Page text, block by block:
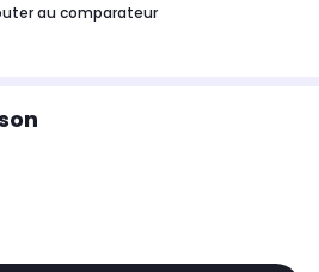
au comparateur